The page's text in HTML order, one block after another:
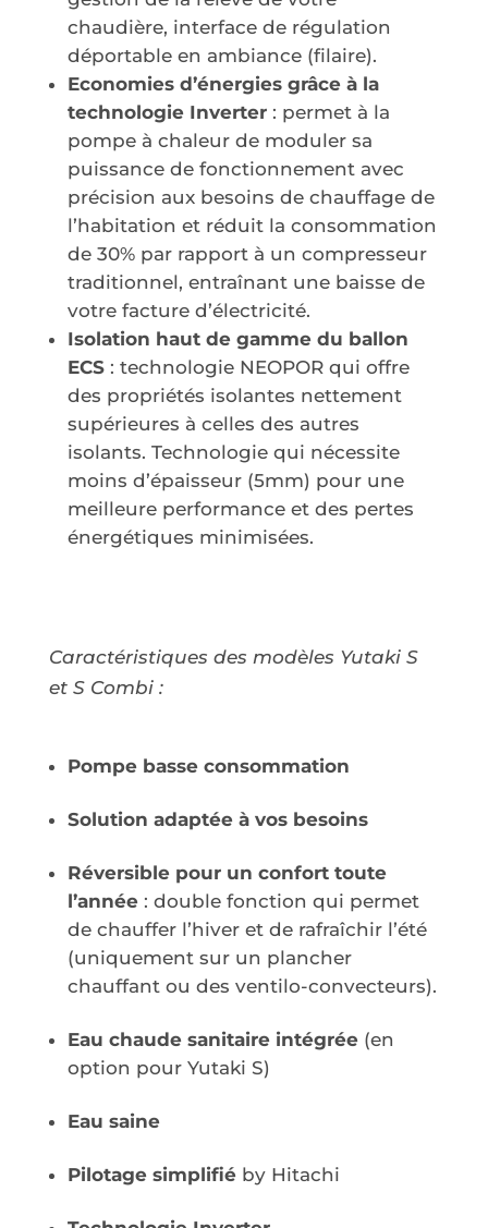
chaudière, interface de régulation
déportable en ambiance (filaire).
Economies d’énergies grâce à la
technologie Inverter: permet à la
pompe à chaleur de moduler sa
puissance de fonctionnement avec
précision aux besoins de chauffage de
l’habitation et réduit la consommation
de 30% par rapport à un compresseur
traditionnel, entraînant une baisse de
votre facture d’électricité.
Isolation haut de gamme du ballon
ECS: technologie NEOPOR qui offre
des propriétés isolantes nettement
supérieures à celles des autres
isolants. Technologie qui nécessite
moins d’épaisseur (5mm) pour une
meilleure performance et des pertes
énergétiques minimisées.
Caractéristiques des modèles Yutaki S
et S Combi :
Pompe basse consommation
Solution adaptée à vos besoins
Réversible pour un confort toute
l’année : double fonction qui permet
de chauffer l’hiver et de rafraîchir l’été
(uniquement sur un plancher
chauffant ou des ventilo-convecteurs).
Eau chaude sanitaire intégrée(en
option pour Yutaki S)
Eau saine
Pilotage simplifiéby Hitachi